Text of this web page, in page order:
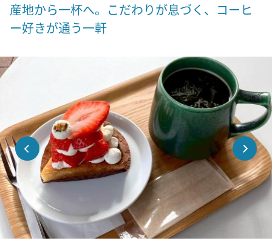
産地から一杯へ。こだわりが息づく、コーヒ
ー好きが通う一軒